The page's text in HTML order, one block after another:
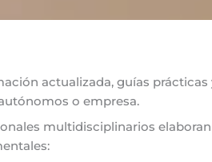
actualizada, guías prácticas
o empresa.
multidisciplinarios